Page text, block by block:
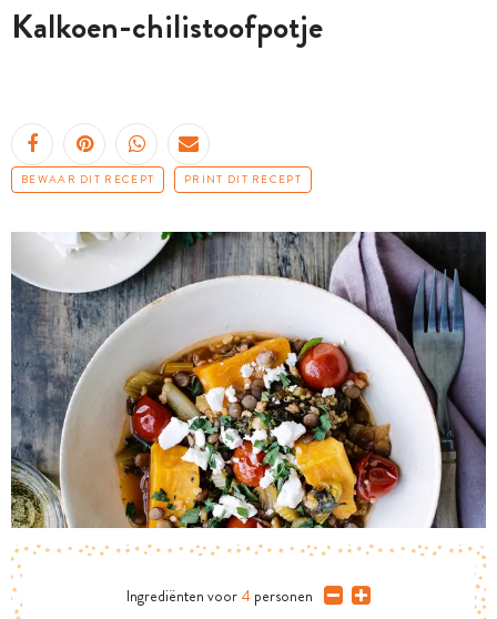
Kalkoen-chilistoofpotje
BEWAAR DIT RECEPT PRINT DIT RECEPT
Ingrediënten voor 4 personen